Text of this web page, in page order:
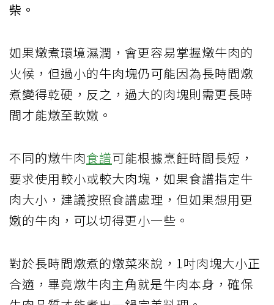
柴。
如果燉煮環境濕潤，會更容易掌握燉牛肉的
火候，但過小的牛肉塊仍可能因為長時間燉
煮變得乾硬，反之，過大的肉塊則需更長時
間才能燉至軟嫩。
不同的燉牛肉食譜可能根據烹飪時間長短，
要求使用較小或較大肉塊，如果食譜指定牛
肉大小，建議按照食譜處理，但如果想用更
嫩的牛肉，可以切得更小一些。
對於長時間燉煮的燉菜來說，1吋肉塊大小正
合適，畢竟燉牛肉主角就是牛肉本身，確保